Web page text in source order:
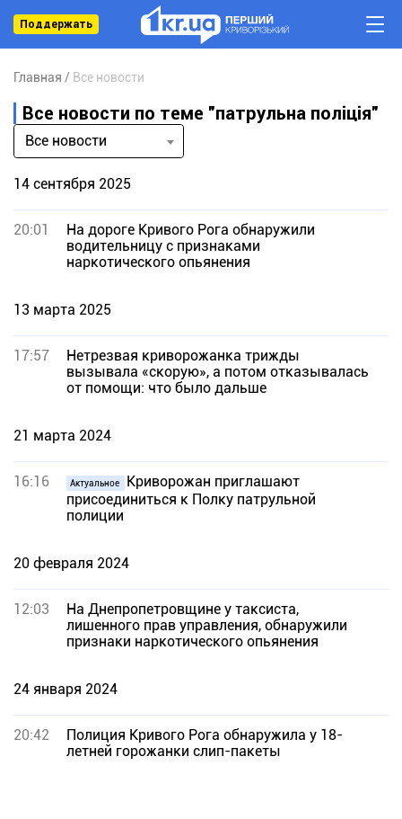
Поддержать
Главная Все новости
Все новости по теме "патрульна поліція"
Все новости
14 сентября 2025
20:01
На дороге Кривого Рога обнаружили
водительницу с признаками
наркотического опьянения
13 марта 2025
17:57
Нетрезвая криворожанка трижды
вызывала «скорую», а потом отказывалась
от помощи: что было дальше
21 марта 2024
16:16 Актуальное
Криворожан приглашают
присоединиться к Полку патрульной
полиции
20 февраля 2024
12:03
На Днепропетровщине у таксиста,
лишенного прав управления, обнаружили
признаки наркотического опьянения
24 января 2024
20:42
Полиция Кривого Рога обнаружила у 18-
летней горожанки слип-пакеты